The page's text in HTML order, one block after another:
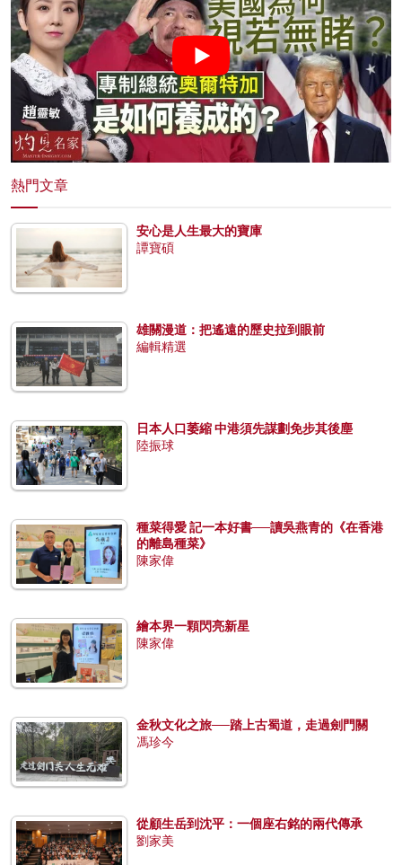
熱門文章
安心是人生最大的寶庫
譚寶碩
雄關漫道：把遙遠的歷史拉到眼前
編輯精選
日本人口萎縮 中港須先謀劃免步其後塵
陸振球
種菜得愛 記一本好書──讀吳燕青的《在香港
的離島種菜》
陳家偉
繪本界一顆閃亮新星
陳家偉
金秋文化之旅──踏上古蜀道，走過劍門關
馮珍今
從顧生岳到沈平：一個座右銘的兩代傳承
劉家美